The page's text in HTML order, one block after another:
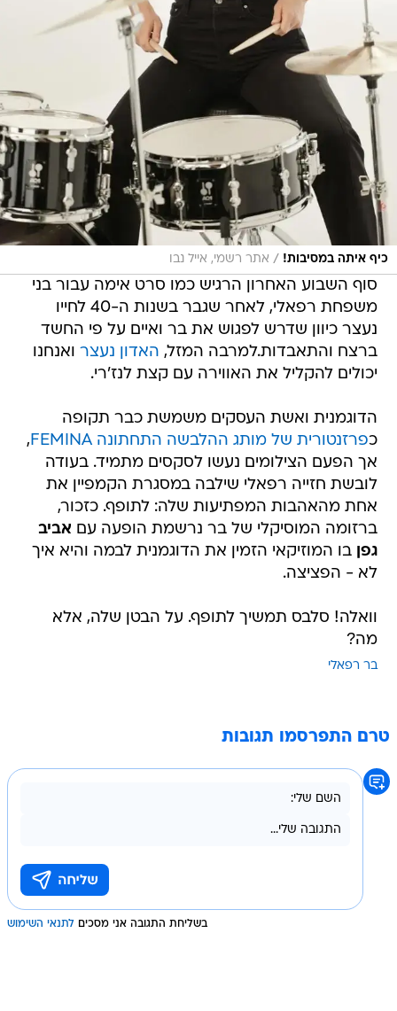
כיף איתה במסיבות! / אתר רשמי, אייל נבו
סוף השבוע האחרון הרגיש כמו סרט אימה עבור בני
משפחת רפאלי, לאחר שגבר בשנות ה-40 לחייו
נעצר כיוון שדרש לפגוש את בר ואיים על פי החשד
ברצח והתאבדות.למרבה המזל, האדון נעצר ואנחנו
יכולים להקליל את האווירה עם קצת לנז'רי.
הדוגמנית ואשת העסקים משמשת כבר תקופה
כפרזנטורית של מותג ההלבשה התחתונה FEMINA
,
אך הפעם הצילומים נעשו לסקסים מתמיד. בעודה
לובשת חזייה רפאלי שילבה במסגרת הקמפיין את
אחת מהאהבות המפתיעות שלה: לתופף. כזכור,
ברזומה המוסיקלי של בר נרשמת הופעה עם אביב
גפן בו המוזיקאי הזמין את הדוגמנית לבמה והיא איך
לא - הפציצה.
וואלה! סלבס תמשיך לתופף. על הבטן שלה, אלא
מה?
בר רפאלי
טרם התפרסמו תגובות
בשליחת התגובה אני מסכים לתנאי השימוש